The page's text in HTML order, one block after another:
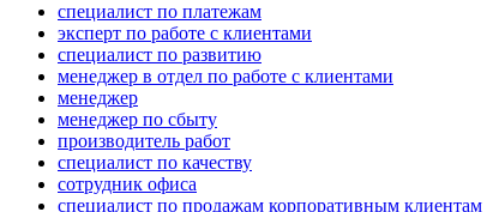
специалист по платежам
эксперт по работе с клиентами
специалист по развитию
менеджер в отдел по работе с клиентами
менеджер
менеджер по сбыту
производитель работ
специалист по качеству
сотрудник офиса
специалист по продажам корпоративным клиентам